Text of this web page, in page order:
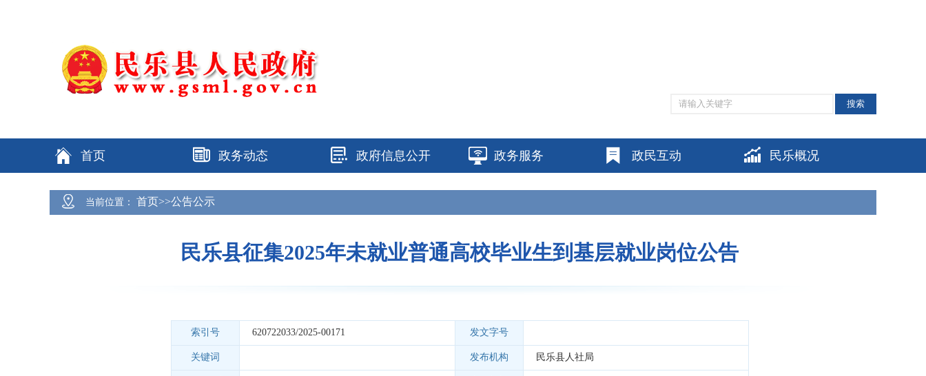
搜索
首页 政务动态 政府信息公开 政务服务 政民互动 民乐概况
当前位置： 首页>>公告公示
民乐县征集2025年未就业普通高校毕业生到基层就业岗位公告
索引号 620722033/2025-00171 发文字号
关键词 发布机构 民乐县人社局